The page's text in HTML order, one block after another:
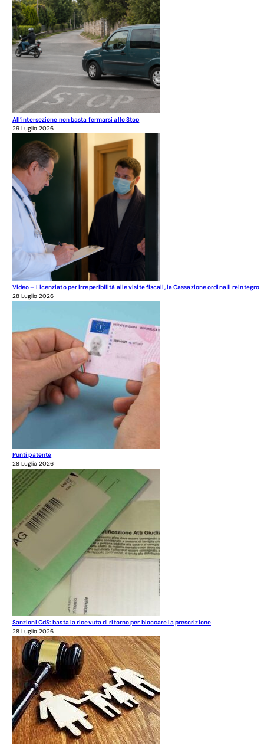
All’intersezione non basta fermarsi allo Stop
29 Luglio 2026
Video – Licenziato per irreperibilità alle visite fiscali, la Cassazione ordina il reintegro
28 Luglio 2026
Punti patente
28 Luglio 2026
Sanzioni CdS: basta la ricevuta di ritorno per bloccare la prescrizione
28 Luglio 2026